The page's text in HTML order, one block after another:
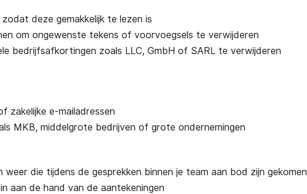
deze gemakkelijk te lezen is
om ongewenste tekens of voorvoegsels te verwijderen
bedrijfsafkortingen zoals LLC, GmbH of SARL te verwijderen
zakelijke e-mailadressen
MKB, middelgrote bedrijven of grote ondernemingen
die tijdens de gesprekken binnen je team aan bod zijn gekomen
aan de hand van de aantekeningen